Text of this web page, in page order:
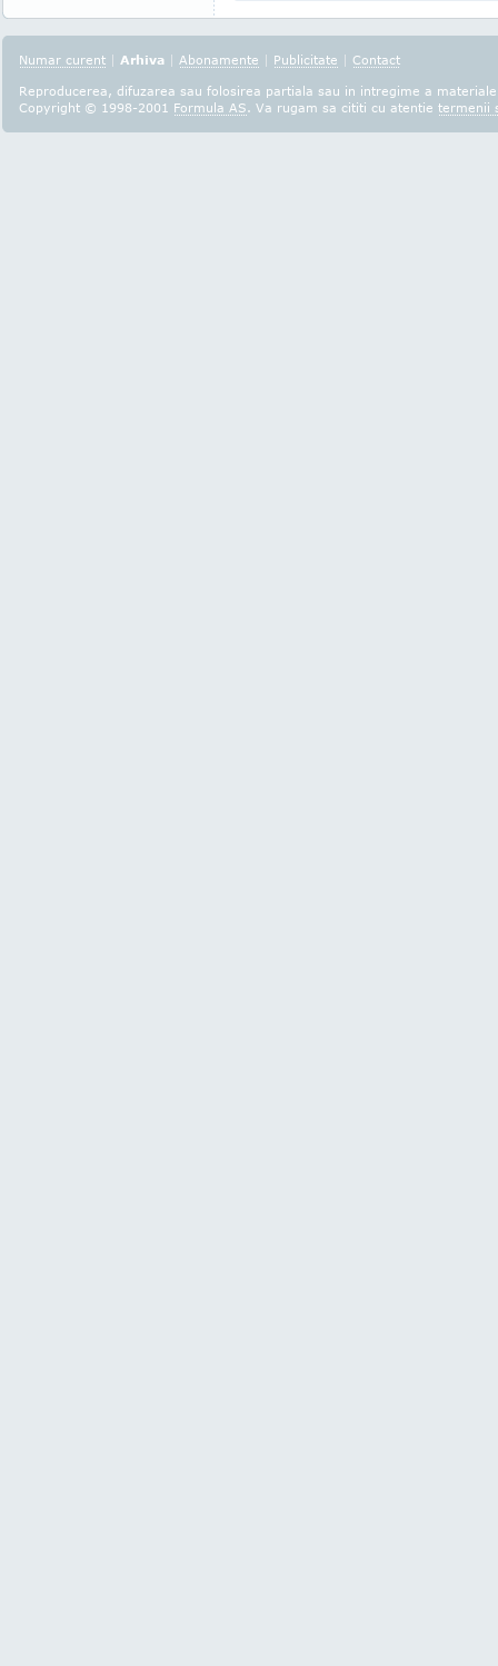
Numar curent | Arhiva | Abonamente | Publicitate | Contact
Reproducerea, difuzarea sau folosirea partiala sau in intregime a
Copyright © 1998-2001 Formula AS. Va rugam sa cititi cu atentie termenii